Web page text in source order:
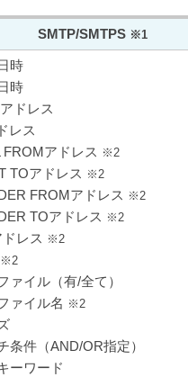
SMTP/SMTPS ※1
時
時
ドレス
レス
FROMアドレス ※2
TOアドレス ※2
FROMアドレス ※2
TOアドレス ※2
レス ※2
※2
ァイル（有/全て）
ァイル名 ※2
条件（AND/OR指定）
ーワード